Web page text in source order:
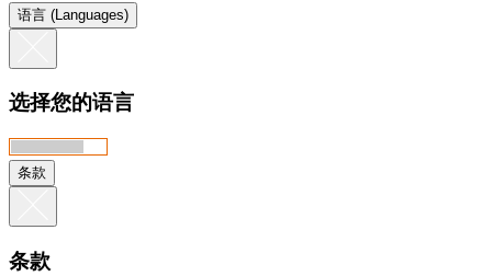
语言 (Languages)
选择您的语言
条款
条款